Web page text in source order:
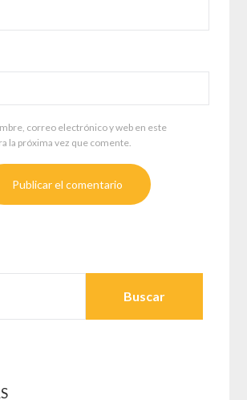
correo electrónico y web en este
la próxima vez que comente.